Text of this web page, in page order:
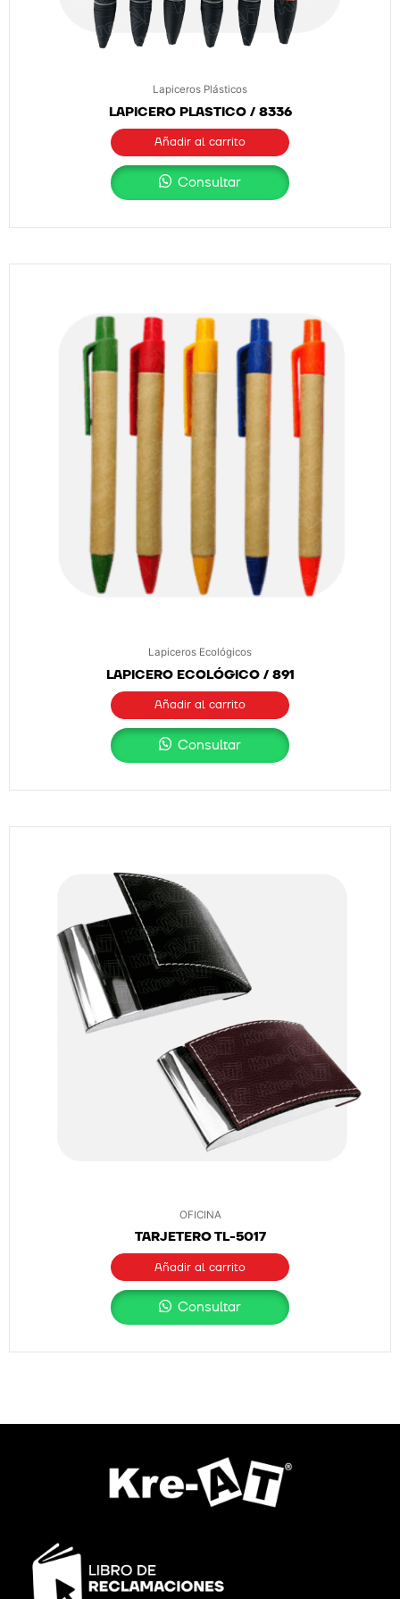
Lapiceros Plásticos
LAPICERO PLASTICO / 8336
Añadir al carrito
Consultar
Lapiceros Ecológicos
LAPICERO ECOLÓGICO / 891
Añadir al carrito
Consultar
OFICINA
TARJETERO TL-5017
Añadir al carrito
Consultar